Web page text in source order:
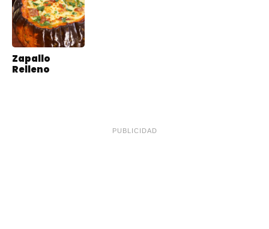
Zapallo
Relleno
PUBLICIDAD